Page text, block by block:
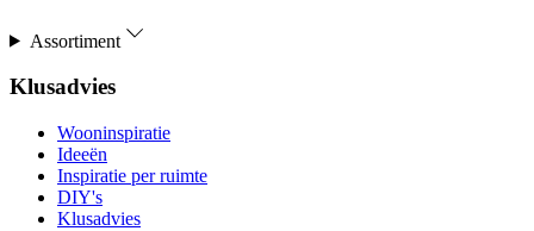
Assortiment
Klusadvies
Wooninspiratie
Ideeën
Inspiratie per ruimte
DIY's
Klusadvies